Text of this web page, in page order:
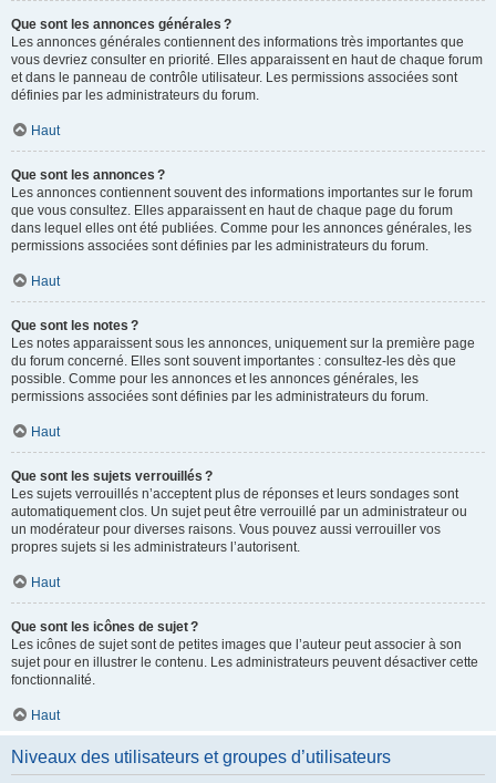
Que sont les annonces générales ?
Les annonces générales contiennent des informations très importantes que
vous devriez consulter en priorité. Elles apparaissent en haut de chaque forum
et dans le panneau de contrôle utilisateur. Les permissions associées sont
définies par les administrateurs du forum.
Haut
Que sont les annonces ?
Les annonces contiennent souvent des informations importantes sur le forum
que vous consultez. Elles apparaissent en haut de chaque page du forum
dans lequel elles ont été publiées. Comme pour les annonces générales, les
permissions associées sont définies par les administrateurs du forum.
Haut
Que sont les notes ?
Les notes apparaissent sous les annonces, uniquement sur la première page
du forum concerné. Elles sont souvent importantes : consultez-les dès que
possible. Comme pour les annonces et les annonces générales, les
permissions associées sont définies par les administrateurs du forum.
Haut
Que sont les sujets verrouillés ?
Les sujets verrouillés n’acceptent plus de réponses et leurs sondages sont
automatiquement clos. Un sujet peut être verrouillé par un administrateur ou
un modérateur pour diverses raisons. Vous pouvez aussi verrouiller vos
propres sujets si les administrateurs l’autorisent.
Haut
Que sont les icônes de sujet ?
Les icônes de sujet sont de petites images que l’auteur peut associer à son
sujet pour en illustrer le contenu. Les administrateurs peuvent désactiver cette
fonctionnalité.
Haut
Niveaux des utilisateurs et groupes d’utilisateurs